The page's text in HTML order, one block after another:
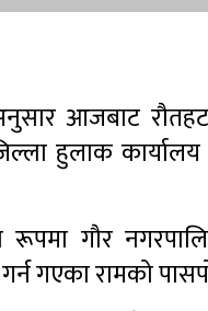
आजबाट
हुलाक कार्यालय
रूपमा गौर
गएका रामको